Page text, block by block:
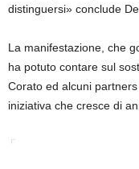
distinguersi» conclude De
La manifestazione, che
ha potuto contare sul
Corato ed alcuni
iniziativa che cresce di